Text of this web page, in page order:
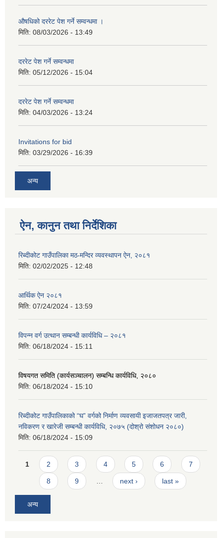
औषधिको दररेट पेश गर्ने सम्वन्धमा ।
मिति: 08/03/2026 - 13:49
दररेट पेश गर्ने सम्वन्धमा
मिति: 05/12/2026 - 15:04
दररेट पेश गर्ने सम्वन्धमा
मिति: 04/03/2026 - 13:24
Invitations for bid
मिति: 03/29/2026 - 16:39
अन्य
ऐन, कानुन तथा निर्देशिका
रिब्दीकोट गाउँपालिका मठ-मन्दिर व्यवस्थापन ऐन, २०८१
मिति: 02/02/2025 - 12:48
आर्थिक ऐन २०८१
मिति: 07/24/2024 - 13:59
विपन्न वर्ग उत्थान सम्बन्धी कार्यविधि – २०८१
मिति: 06/18/2024 - 15:11
विषयगत समिति (कार्यसञ्चालन) सम्बन्धि कार्यविधि, २०८०
मिति: 06/18/2024 - 15:10
रिब्दीकोट गाउँपालिकाको “घ” वर्गको निर्माण व्यवसायी इजाजतपत्र जारी,
नविकरण र खारेजी सम्बन्धी कार्यविधि, २०७५ (दोश्रो संशोधन २०८०)
मिति: 06/18/2024 - 15:09
Pages
1 2 3 4 5 6 7
8 9 … next › last »
अन्य